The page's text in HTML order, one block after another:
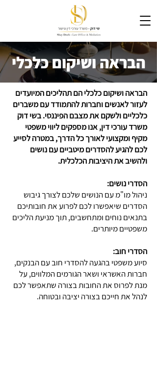
הבראה ושיקום כלכלי
הבראה ושיקום כלכלי הם תהליכים המיועדים
לעזור לאנשים וחברות להתמודד עם משברים
כלכליים ולשקם את מצבם הפיננסי. בשי דוק
משרד עורכי דין, אנו מספקים ליווי משפטי
מקיף ומקצועי לאורך כל הדרך, במטרה לסייע
לכם להגיע להסדרים מיטביים עם נושים
ולהשיב את היציבות הכלכלית.
הסדרי נושים:
ניהול מו"מ עם הנושים שלכם לצורך גיבוש
הסדרים שיאפשרו לכם לפרוע את חובותיכם
בתנאים נוחים ומתחשבים, תוך מניעת הליכים
משפטיים מיותרים.
הסדרי חוב:
סיוע משפטי בהגעה להסדרי חוב עם הבנקים,
חברות האשראי ושאר הגורמים המלווים, על
מנת לפרוס את החובות בצורה שתאפשר לכם
לנהל את חייכם בצורה יציבה ובטוחה.